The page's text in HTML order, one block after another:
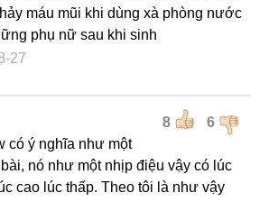
máu mũi khi dùng xà phòng nước
phụ nữ sau khi sinh
27
8 6
có ý nghĩa như một
nó như một nhịp điệu vậy có lúc
cao lúc thấp. Theo tôi là như vậy